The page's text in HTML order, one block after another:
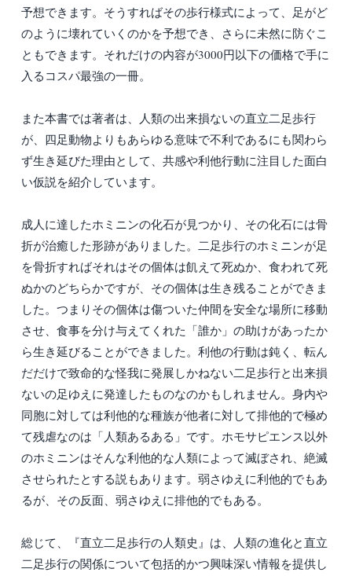
予想できます。そうすればその歩行様式によって、足がど
のように壊れていくのかを予想でき、さらに未然に防ぐこ
ともできます。それだけの内容が3000円以下の価格で手に
入るコスパ最強の一冊。
また本書では著者は、人類の出来損ないの直立二足歩行
が、四足動物よりもあらゆる意味で不利であるにも関わら
ず生き延びた理由として、共感や利他行動に注目した面白
い仮説を紹介しています。
成人に達したホミニンの化石が見つかり、その化石には骨
折が治癒した形跡がありました。二足歩行のホミニンが足
を骨折すればそれはその個体は飢えて死ぬか、食われて死
ぬかのどちらかですが、その個体は生き残ることができま
した。つまりその個体は傷ついた仲間を安全な場所に移動
させ、食事を分け与えてくれた「誰か」の助けがあったか
ら生き延びることができました。利他の行動は鈍く、転ん
だだけで致命的な怪我に発展しかねない二足歩行と出来損
ないの足ゆえに発達したものなのかもしれません。身内や
同胞に対しては利他的な種族が他者に対して排他的で極め
て残虐なのは「人類あるある」です。ホモサピエンス以外
のホミニンはそんな利他的な人類によって滅ぼされ、絶滅
させられたとする説もあります。弱さゆえに利他的でもあ
るが、その反面、弱さゆえに排他的でもある。
総じて、『直立二足歩行の人類史』は、人類の進化と直立
二足歩行の関係について包括的かつ興味深い情報を提供し